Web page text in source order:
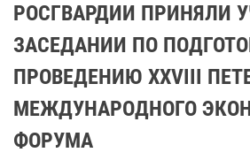
РОСГВАРДИИ ПРИНЯЛИ
ЗАСЕДАНИИ ПО
ПРОВЕДЕНИЮ XXVIII
МЕЖДУНАРОДНОГО
ФОРУМА